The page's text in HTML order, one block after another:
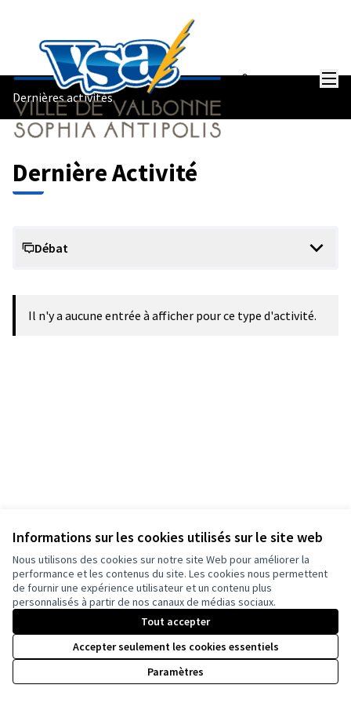
Informations sur les cookies utilisés sur le site web
Nous utilisons des cookies sur notre site Web pour améliorer la
performance et les contenus du site. Les cookies nous permettent
de fournir une expérience utilisateur et un contenu plus
personnalisés à partir de nos canaux de médias sociaux.
Tout accepter
Accepter seulement les cookies essentiels
Paramètres
Se connecter
Dernières activités
Dernière Activité
Débat
Il n'y a aucune entrée à afficher pour ce type d'activité.
Conditions d'utilisation
Paramètres des cookies
la plateforme de participation citoyenne de Valbonne Sophia Antipolis
(Lien externe)
la plateforme de participation citoyenne de Valbonne Sophia
la plateforme de participation citoyenne de Valbonne Sophia
Site réalisé grâce aulogiciel libre Decidim .
Licence
(Lien